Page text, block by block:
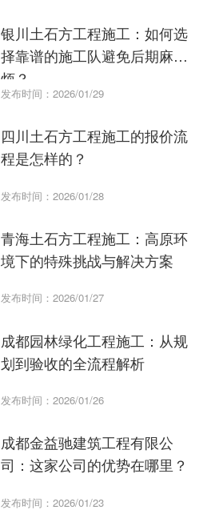
银川土石方工程施工：如何选
择靠谱的施工队避免后期麻
烦？
发布时间：2026/01/29
四川土石方工程施工的报价流
程是怎样的？
发布时间：2026/01/28
青海土石方工程施工：高原环
境下的特殊挑战与解决方案
发布时间：2026/01/27
成都园林绿化工程施工：从规
划到验收的全流程解析
发布时间：2026/01/26
成都金益驰建筑工程有限公
司：这家公司的优势在哪里？
发布时间：2026/01/23